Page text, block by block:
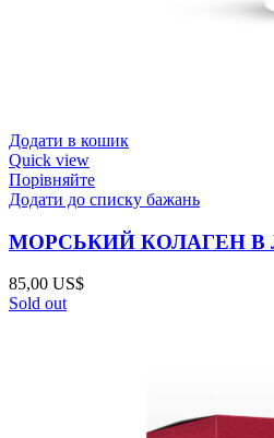
Додати в кошик
Quick view
Порівняйте
Додати до списку бажань
МОРСЬКИЙ КОЛАГЕН В
85,00 US$
Sold out